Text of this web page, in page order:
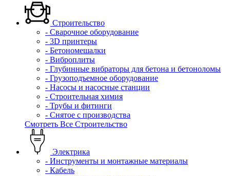
Строительство
- Сварочное оборудование
- 3D принтеры
- Бетономешалки
- Виброплиты
- Глубинные вибраторы для бетона и бетоноломы
- Грузоподъемное оборудование
- Насосы и насосные станции
- Строительная химия
- Трубы и фитинги
- Снятое с производства
Смотреть Все Строительство
Электрика
- Инструменты и монтажные материалы
- Кабель